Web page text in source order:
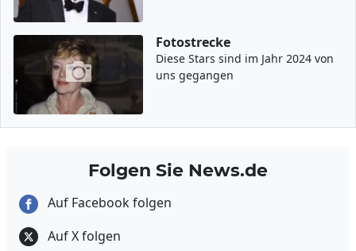
Fotostrecke
Diese Stars sind im Jahr 2024 von
uns gegangen
Folgen Sie News.de
Auf Facebook folgen
Auf X folgen